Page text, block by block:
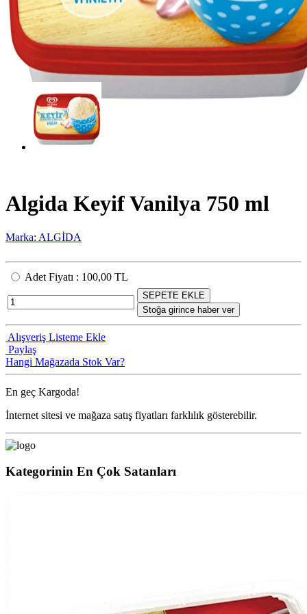
Algida Keyif Vanilya 750 ml
Marka: ALGİDA
Adet Fiyatı : 100,00 TL
SEPETE EKLE
Stoğa girince haber ver
Alışveriş Listeme Ekle
Paylaş
Hangi Mağazada Stok Var?
En geç Kargoda!
İnternet sitesi ve mağaza satış fiyatları farklılık gösterebilir.
Kategorinin En Çok Satanları